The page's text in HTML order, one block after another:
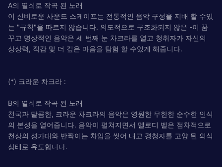
A의 열쇠로 작곡 된 노래
이 신비로운 사운드 스케이프는 전통적인 음악 구성을 지배 할 수있
는 "규칙"을 따르지 않습니다. 의도적으로 구조화되지 않은 -이 꿈
꾸고 명상적인 음악은 세 번째 눈 차크라를 열고 청취자가 자신의
상상력, 직감 및 더 깊은 마음을 탐험 할 수있게 해줍니다.
(*) 크라운 차크라 :
B의 열쇠로 작곡 된 노래
천국과 달콤한, 크라운 차크라의 음악은 영원한 무한한 순수한 인식
의 본성을 열어줍니다. 음악이 펼쳐지면서 멜로디 벨은 점차적으로
천상의 성가대와 반짝이는 차임을 씻어 내고 경청자를 고양 된 의식
상태로 유도합니다.